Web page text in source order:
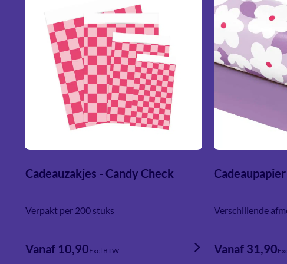
Cadeauzakjes - Candy Check
Verpakt per 200 stuks
Vanaf 10,90Excl BTW
Verschillende
Vanaf 31,90